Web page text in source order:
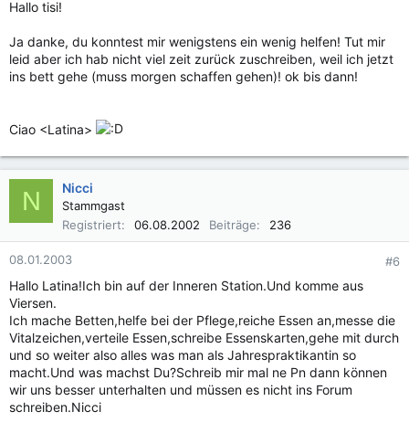
Hallo tisi!
Ja danke, du konntest mir wenigstens ein wenig helfen! Tut mir
leid aber ich hab nicht viel zeit zurück zuschreiben, weil ich jetzt
ins bett gehe (muss morgen schaffen gehen)! ok bis dann!
Ciao <Latina>
N Nicci
Stammgast
Registriert
06.08.2002 Beiträge 236
08.01.2003 #6
Hallo Latina!Ich bin auf der Inneren Station.Und komme aus
Viersen.
Ich mache Betten,helfe bei der Pflege,reiche Essen an,messe die
Vitalzeichen,verteile Essen,schreibe Essenskarten,gehe mit durch
und so weiter also alles was man als Jahrespraktikantin so
macht.Und was machst Du?Schreib mir mal ne Pn dann können
wir uns besser unterhalten und müssen es nicht ins Forum
schreiben.Nicci